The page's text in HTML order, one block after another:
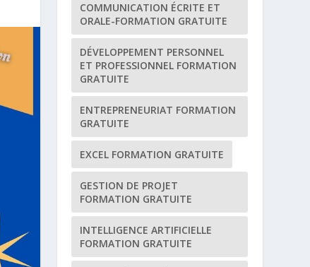
COMMUNICATION ÉCRITE ET
ORALE-FORMATION GRATUITE
DÉVELOPPEMENT PERSONNEL
ET PROFESSIONNEL FORMATION
GRATUITE
ENTREPRENEURIAT FORMATION
GRATUITE
EXCEL FORMATION GRATUITE
GESTION DE PROJET
FORMATION GRATUITE
INTELLIGENCE ARTIFICIELLE
FORMATION GRATUITE